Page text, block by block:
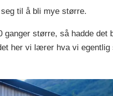
til å bli mye større.
ganger større, så hadde det
her vi lærer hva vi egentlig